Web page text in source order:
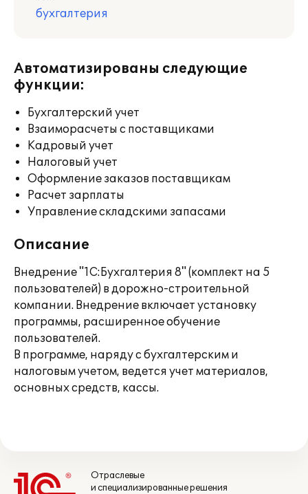
бухгалтерия
Автоматизированы следующие
функции:
Бухгалтерский учет
Взаиморасчеты с поставщиками
Кадровый учет
Налоговый учет
Оформление заказов поставщикам
Расчет зарплаты
Управление складскими запасами
Описание
Внедрение "1С:Бухгалтерия 8" (комплект на 5
пользователей) в дорожно-строительной
компании. Внедрение включает установку
программы, расширенное обучение
пользователей.
В программе, наряду с бухгалтерским и
налоговым учетом, ведется учет материалов,
основных средств, кассы.
Отраслевые
и специализированные решения